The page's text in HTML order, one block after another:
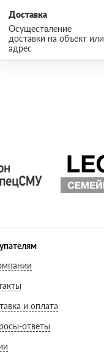
Доставка
Осуществление
доставки на объект или
адрес
и оплата
ответы